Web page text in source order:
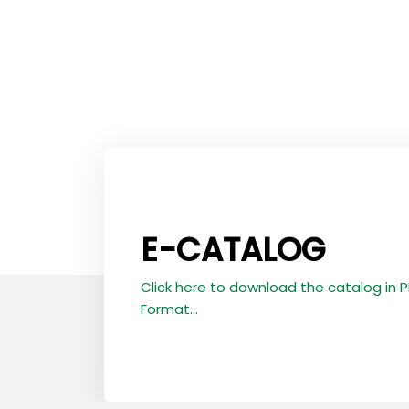
E-CATALOG
Click here to download the catalog in
Format...